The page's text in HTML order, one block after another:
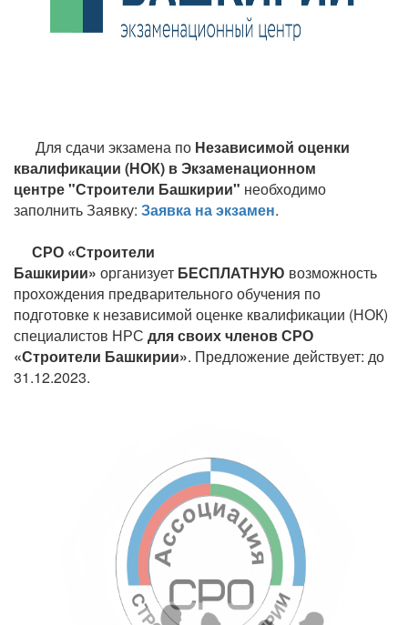
Для сдачи экзамена по Независимой оценки
квалификации (НОК) в Экзаменационном
центре "Строители Башкирии" необходимо
заполнить Заявку: Заявка на экзамен.
СРО «Строители
Башкирии» организует БЕСПЛАТНУЮ возможность
прохождения предварительного обучения по
подготовке к независимой оценке квалификации (НОК)
специалистов НРС для своих членов СРО
«Строители Башкирии». Предложение действует: до
31.12.2023.